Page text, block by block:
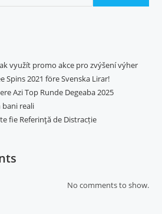
využít promo akce pro zvýšení výher
Spins 2021 före Svenska Lirar!
Azi Top Runde Degeaba 2025
bani reali
fie Referinţă de Distracție
No comments to show.